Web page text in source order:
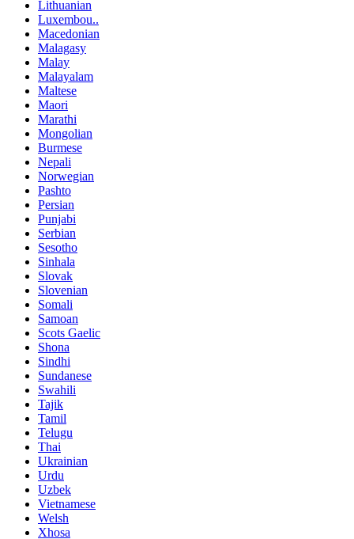
Lithuanian
Luxembou..
Macedonian
Malagasy
Malay
Malayalam
Maltese
Maori
Marathi
Mongolian
Burmese
Nepali
Norwegian
Pashto
Persian
Punjabi
Serbian
Sesotho
Sinhala
Slovak
Slovenian
Somali
Samoan
Scots Gaelic
Shona
Sindhi
Sundanese
Swahili
Tajik
Tamil
Telugu
Thai
Ukrainian
Urdu
Uzbek
Vietnamese
Welsh
Xhosa